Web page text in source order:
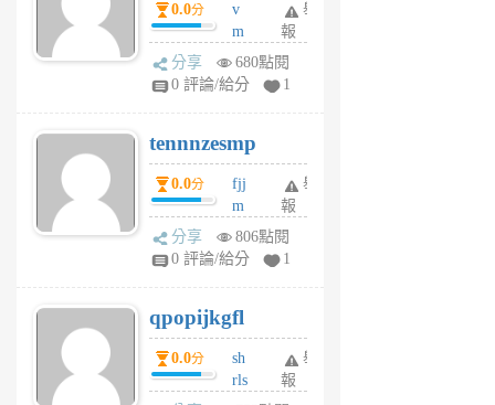
月
前
0.0分
v
m
sg
sr
6
個
月
前
舉
報
分享
680點閱
0 評論/給分
1
tennnzesmp
0.0分
fjj
m
w
rs
6
個
月
前
舉
報
分享
806點閱
0 評論/給分
1
qpopijkgfl
0.0分
sh
rls
舉
報